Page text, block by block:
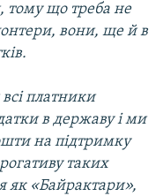
тому що треба не
вони, ще й в
платники
в державу і ми
на підтримку
таких
як «Байрактари»,